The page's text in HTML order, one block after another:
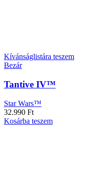
Kívánságlistára teszem
Bezár
Tantive IV™
Star Wars™
32.990 Ft
Kosárba teszem